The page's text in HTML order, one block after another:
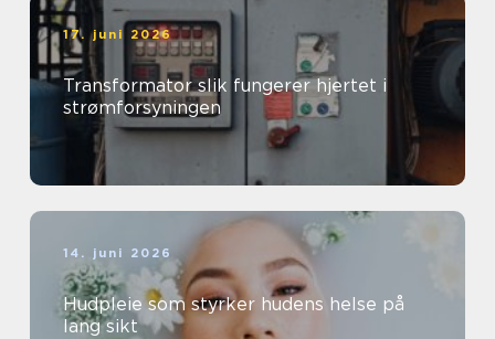
17. juni 2026
Transformator slik fungerer hjertet i
strømforsyningen
14. juni 2026
Hudpleie som styrker hudens helse på
lang sikt